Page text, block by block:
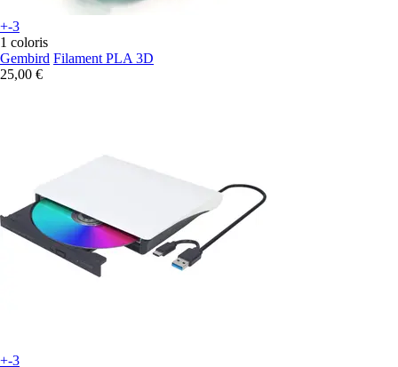
+-3
1 coloris
Gembird Filament PLA 3D
25,00 €
+-3